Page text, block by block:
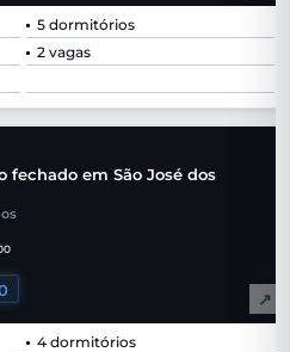
5 dormitórios
2 vagas
fechado em São José dos
↗
4 dormitórios